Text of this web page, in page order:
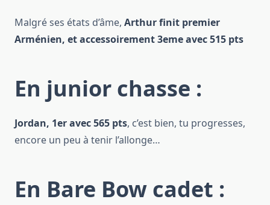
Malgré ses états d’âme, Arthur finit premier
Arménien, et accessoirement 3eme avec 515 pts
En junior chasse :
Jordan, 1er avec 565 pts, c’est bien, tu progresses,
encore un peu à tenir l’allonge…
En Bare Bow cadet :